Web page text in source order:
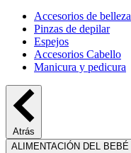
Accesorios de belleza
Pinzas de depilar
Espejos
Accesorios Cabello
Manicura y pedicura
Atrás
ALIMENTACIÓN DEL BEBÉ